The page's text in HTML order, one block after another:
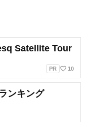
Satellite Tour
PR favorite_border 10
ンキング